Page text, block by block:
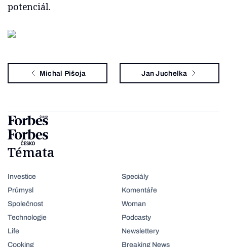
potenciál.
Michal Pišoja Jan Juchelka
Témata
Investice
Průmysl
Společnost
Technologie
Life
Cooking
Speciály
Komentáře
Woman
Podcasty
Newslettery
Breaking News